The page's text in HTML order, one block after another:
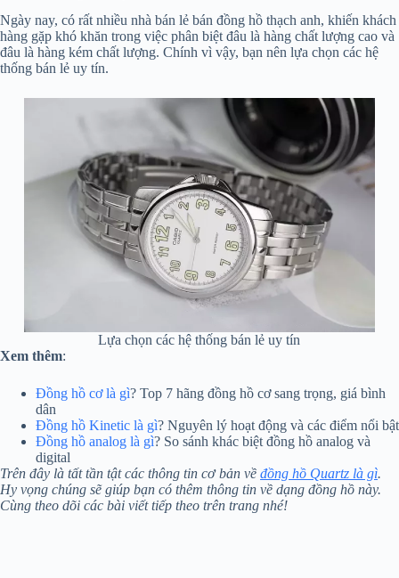
Ngày nay, có rất nhiều nhà bán lẻ bán đồng hồ thạch anh, khiến khách
hàng gặp khó khăn trong việc phân biệt đâu là hàng chất lượng cao và
đâu là hàng kém chất lượng. Chính vì vậy, bạn nên lựa chọn các hệ
thống bán lẻ uy tín.
Lựa chọn các hệ thống bán lẻ uy tín
Xem thêm:
Đồng hồ cơ là gì? Top 7 hãng đồng hồ cơ sang trọng, giá bình
dân
Đồng hồ Kinetic là gì? Nguyên lý hoạt động và các điểm nổi bật
Đồng hồ analog là gì? So sánh khác biệt đồng hồ analog và
digital
Trên đây là tất tần tật các thông tin cơ bản về đồng hồ Quartz là gì.
Hy vọng chúng sẽ giúp bạn có thêm thông tin về dạng đồng hồ này.
Cùng theo dõi các bài viết tiếp theo trên trang nhé!